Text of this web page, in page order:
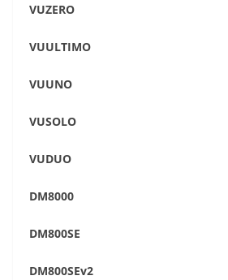
VUZERO
VUULTIMO
VUUNO
VUSOLO
VUDUO
DM8000
DM800SE
DM800SEv2